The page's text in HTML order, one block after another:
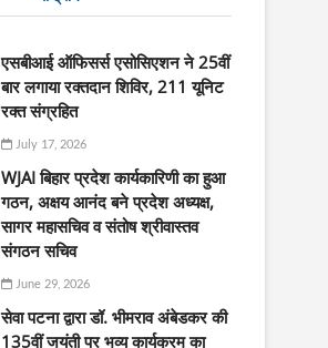
एसबीआई ऑफिसर्स एसोसिएशन ने 25वीं
बार लगाया रक्तदान शिविर, 211 यूनिट
रक्त संग्रहित
July 17, 2026
WJAI बिहार प्रदेश कार्यकारिणी का हुआ
गठन, अक्षय आनंद बने प्रदेश अध्यक्ष,
सागर महासचिव व संतोष श्रीवास्तव
संगठन सचिव
June 29, 2026
सेवा पटना द्वारा डॉ. भीमराव अंबेडकर की
135वीं जयंती पर भव्य कार्यक्रम का